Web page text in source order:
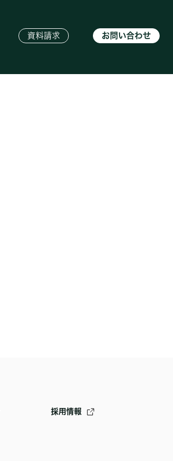
資料請求 お問い合わせ
採用情報